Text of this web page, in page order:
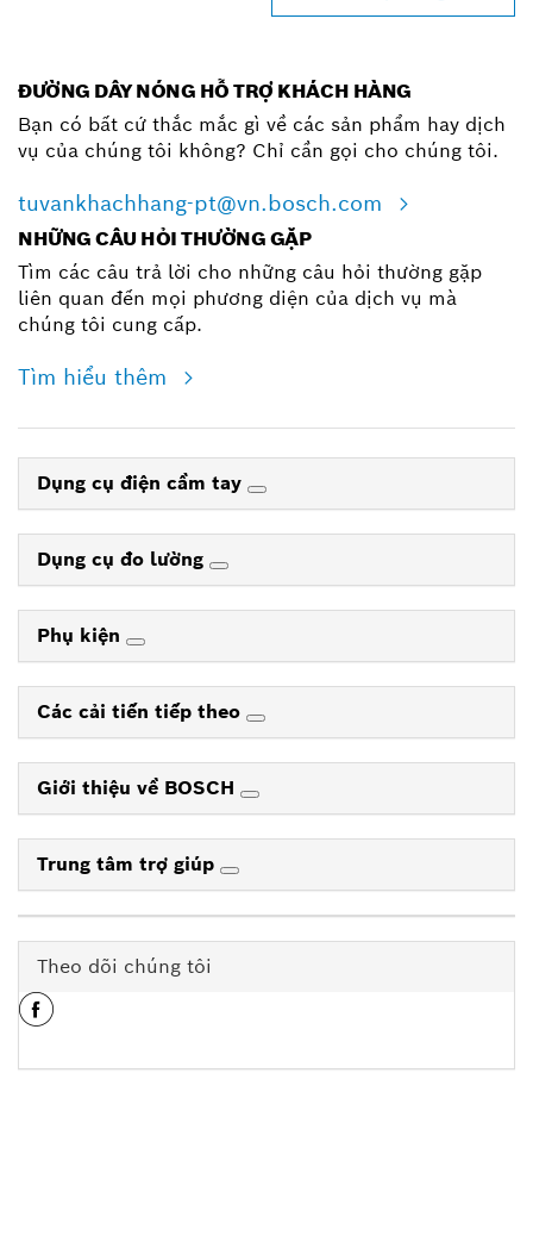
ĐƯỜNG DÂY NÓNG HỖ TRỢ KHÁCH HÀNG
Bạn có bất cứ thắc mắc gì về các sản phẩm hay dịch
vụ của chúng tôi không? Chỉ cần gọi cho chúng tôi.
tuvankhachhang-pt@vn.bosch.com
NHỮNG CÂU HỎI THƯỜNG GẶP
Tìm các câu trả lời cho những câu hỏi thường gặp
liên quan đến mọi phương diện của dịch vụ mà
chúng tôi cung cấp.
Tìm hiểu thêm
Dụng cụ điện cầm tay
Dụng cụ đo lường
Phụ kiện
Các cải tiến tiếp theo
Giới thiệu về BOSCH
Trung tâm trợ giúp
Theo dõi chúng tôi